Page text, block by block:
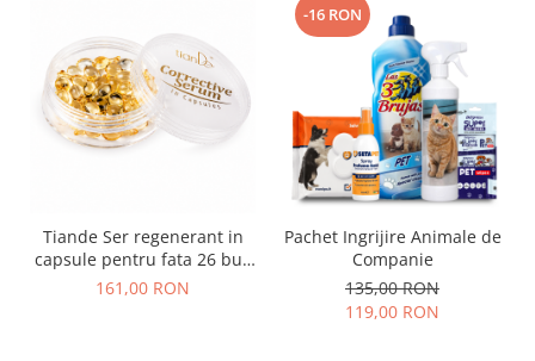
Tiande Ser regenerant in
capsule pentru fata 26 buc
X 0,7 g
161,00 RON
-16 RON
Pachet Ingrijire Animale de
Companie
135,00 RON
119,00 RON